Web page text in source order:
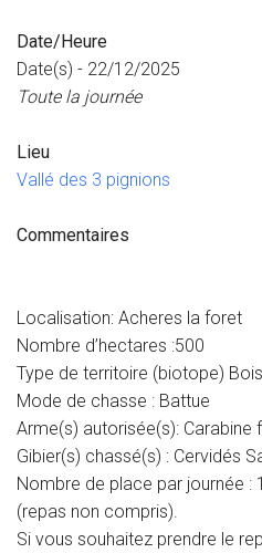
Date/Heure
Date(s) - 22/12/2025
Toute la journée
Lieu
Vallé des 3 pignions
Commentaires
Localisation: Acheres la foret
Nombre d’hectares :500
Type de territoire (biotope) Bois
Mode de chasse : Battue
Arme(s) autorisée(s): Carabine
Gibier(s) chassé(s) : Cervidés
Nombre de place par journée : 1
(repas non compris).
Si vous souhaitez prendre le